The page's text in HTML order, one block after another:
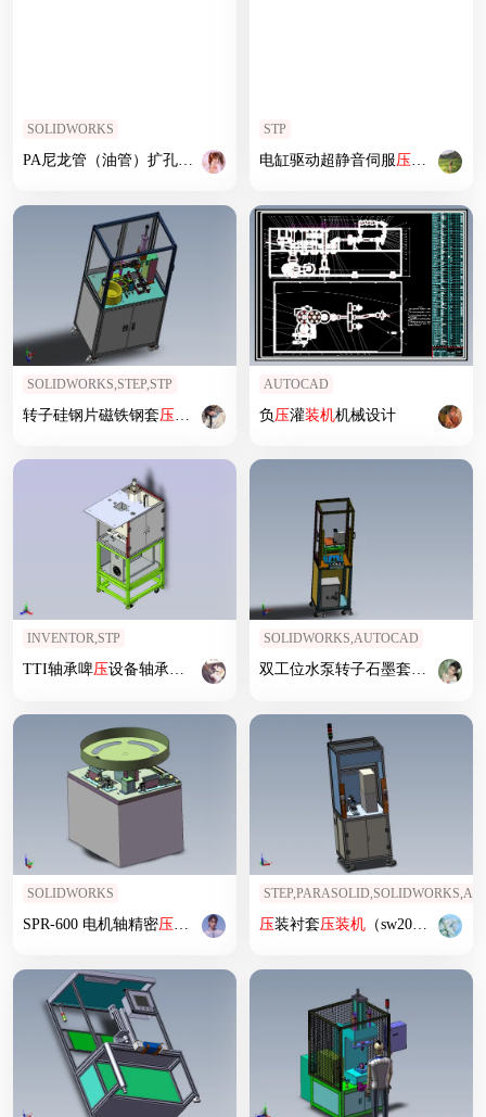
SOLIDWORKS
PA尼龙管（油管）扩孔
压 装机
STP
电缸驱动超静音伺服压装机
SOLIDWORKS,STEP,STP
转子硅钢片磁铁钢套压装机
AUTOCAD
负压灌装机机械设计
INVENTOR,STP
TTI轴承啤压设备轴承组 装机
SOLIDWORKS,AUTOCAD
双工位水泵转子石墨套
压 装机
SOLIDWORKS
SPR-600 电机轴精密压装机 压装衬套压装机（sw20可编辑+工程图）